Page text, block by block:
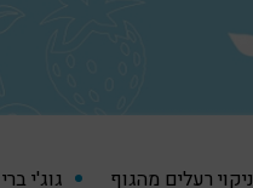
ניקוי רעלים מהגוף גוג'י ברי